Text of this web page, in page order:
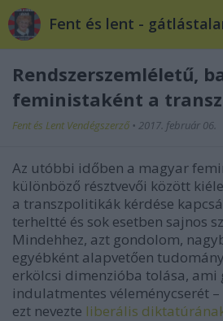
Rendszerszemléletű,
feministaként a
Fent és Lent Vendégszerző • 2017. február 06.
Az utóbbi időben a magyar
különböző résztvevői között
a transzpolitikák kérdése
terheltté és sok esetben sajnos
Mindehhez, azt gondolom,
egyébként alapvetően
erkölcsi dimenzióba tolása, ami
indulatmentes véleménycserét
ezt nevezte liberális